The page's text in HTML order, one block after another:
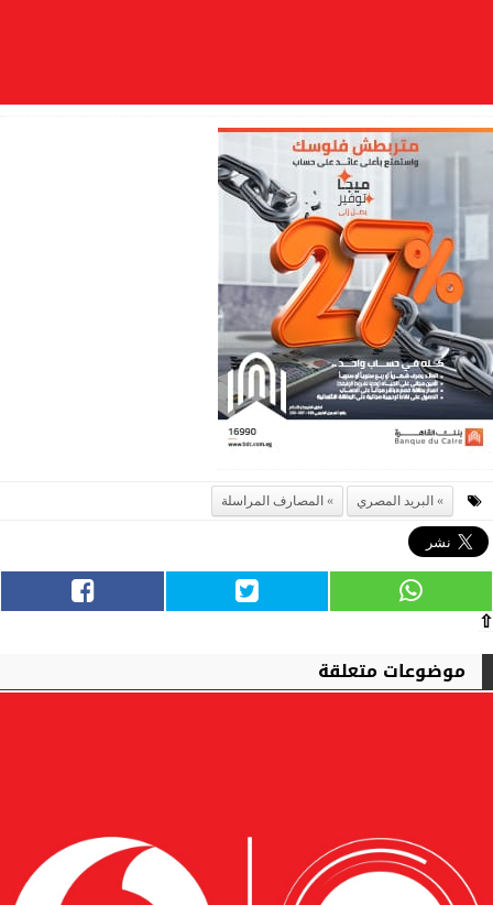
البريد المصري المصارف المراسلة
⇧
موضوعات متعلقة